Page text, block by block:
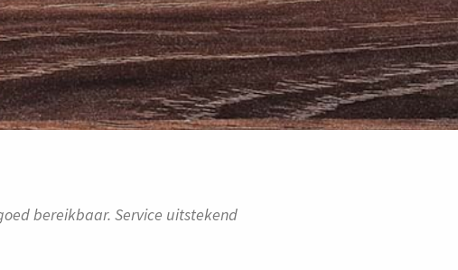
bereikbaar. Service uitstekend